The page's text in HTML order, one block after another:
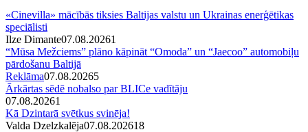
«Cinevilla» mācībās tiksies Baltijas valstu un Ukrainas enerģētikas
speciālisti
Ilze Dimante07.08.20261
“Mūsa Mežciems” plāno kāpināt “Omoda” un “Jaecoo” automobiļu
pārdošanu Baltijā
Reklāma07.08.20265
Ārkārtas sēdē nobalso par BLICe vadītāju
07.08.20261
Kā Dzintarā svētkus svinēja!
Valda Dzelzkalēja07.08.202618